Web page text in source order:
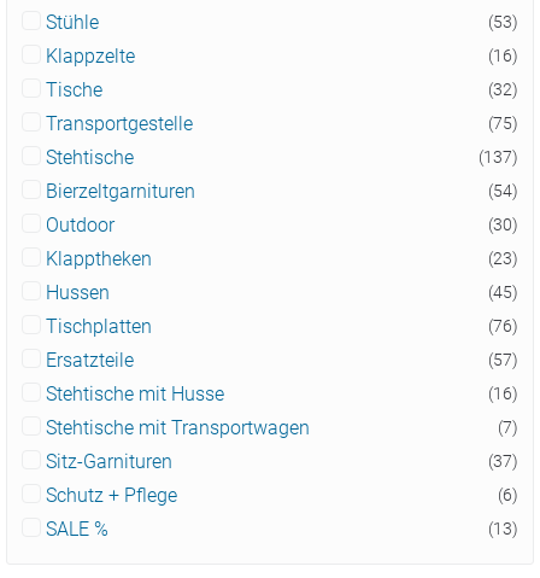
Stühle (53)
Klappzelte (16)
Tische (32)
Transportgestelle (75)
Stehtische (137)
Bierzeltgarnituren (54)
Outdoor (30)
Klapptheken (23)
Hussen (45)
Tischplatten (76)
Ersatzteile (57)
Stehtische mit Husse (16)
Stehtische mit Transportwagen (7)
Sitz-Garnituren (37)
Schutz + Pflege (6)
SALE % (13)